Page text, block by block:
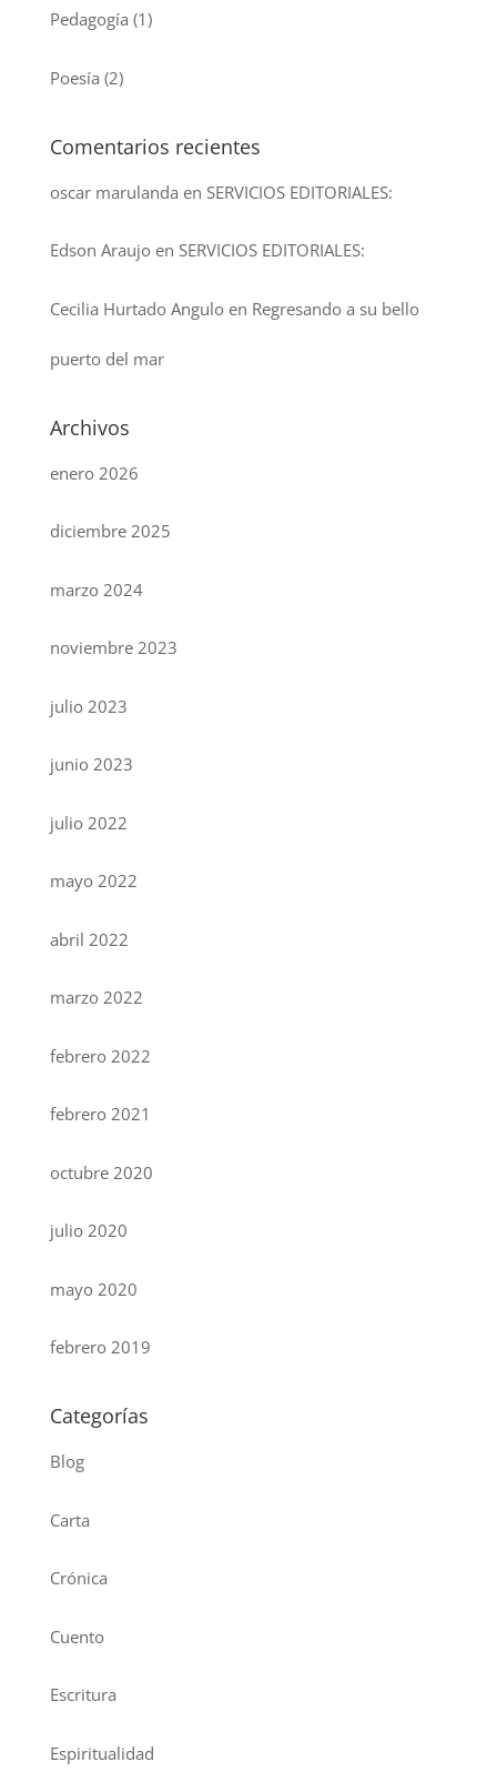
Pedagogía (1)
Poesía (2)
Comentarios recientes
oscar marulanda en SERVICIOS EDITORIALES:
Edson Araujoen SERVICIOS EDITORIALES:
Cecilia Hurtado Anguloen Regresando a su bello
puerto del mar
Archivos
enero 2026
diciembre 2025
marzo 2024
noviembre 2023
julio 2023
junio 2023
julio 2022
mayo 2022
abril 2022
marzo 2022
febrero 2022
febrero 2021
octubre 2020
julio 2020
mayo 2020
febrero 2019
Categorías
Blog
Carta
Crónica
Cuento
Escritura
Espiritualidad